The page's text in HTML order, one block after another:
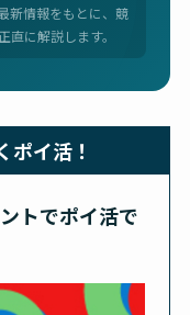
新情報をもとに、競
に解説します。
ポイ活！
トでポイ活で